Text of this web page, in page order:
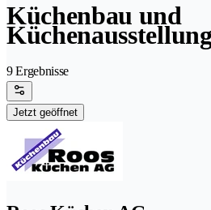
Küchenbau und
9 Ergebnisse
Jetzt geöffnet